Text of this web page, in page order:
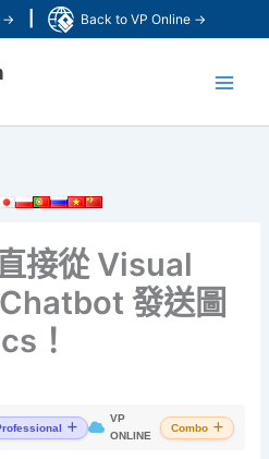
→ Back to VP Online →
接從 Visual
發送圖
！
VP
ONLINE
Combo